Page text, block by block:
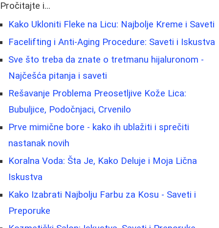
Pročitajte i...
Kako Ukloniti Fleke na Licu: Najbolje Kreme i Saveti
Facelifting i Anti-Aging Procedure: Saveti i Iskustva
Sve što treba da znate o tretmanu hijaluronom -
Najčešća pitanja i saveti
Rešavanje Problema Preosetljive Kože Lica:
Bubuljice, Podočnjaci, Crvenilo
Prve mimične bore - kako ih ublažiti i sprečiti
nastanak novih
Koralna Voda: Šta Je, Kako Deluje i Moja Lična
Iskustva
Kako Izabrati Najbolju Farbu za Kosu - Saveti i
Preporuke